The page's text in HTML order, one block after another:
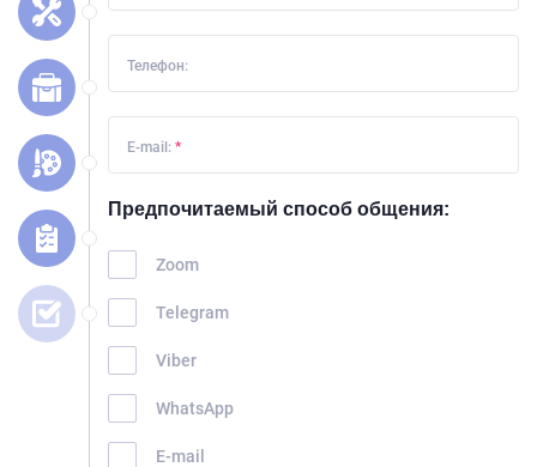
Телефон:
E-mail: *
Предпочитаемый способ общения:
Zoom
Telegram
Viber
WhatsApp
E-mail